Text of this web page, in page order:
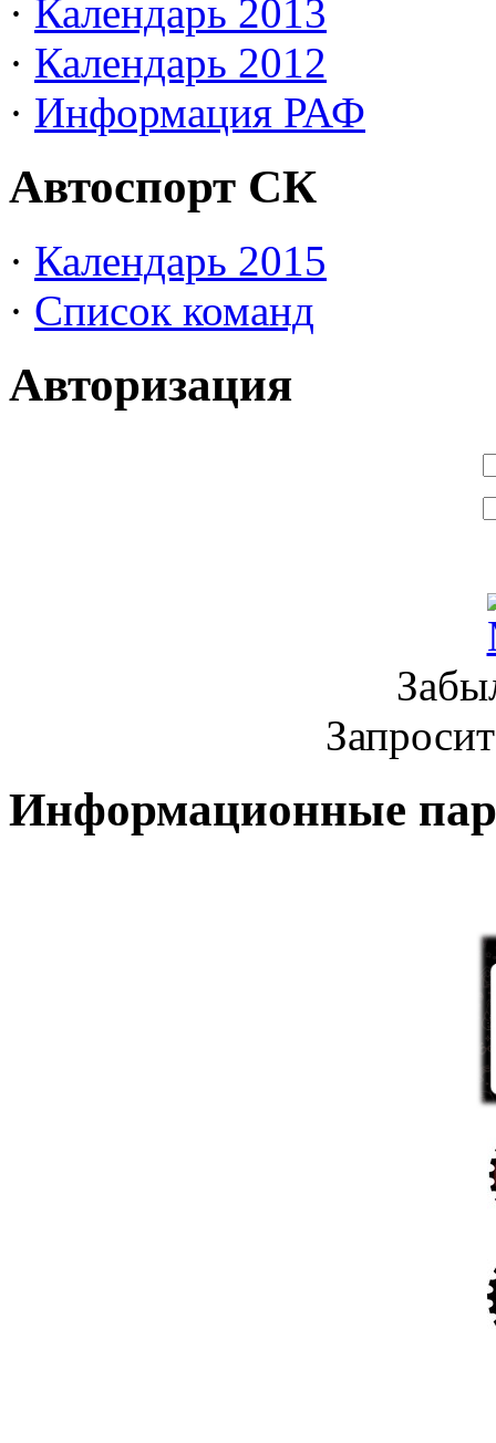
· Календарь 2013
· Календарь 2012
· Информация РАФ
Автоспорт СК
· Календарь 2015
· Список команд
Авторизация
Информационные